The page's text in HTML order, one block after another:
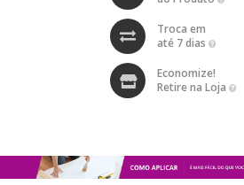
Troca em
até 7 dias
Economize!
Retire na Loja